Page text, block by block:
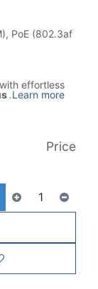
PoE (802.3af
with effortless
.Learn more
Price